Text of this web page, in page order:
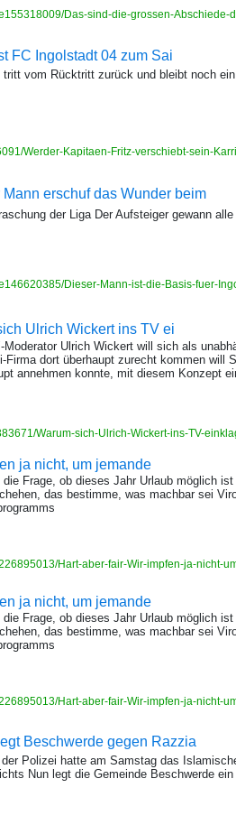
Das-sind-die-grossen-
FC Ingolstadt 04 zum Sai
vom Rücktritt zurück und bleibt noch
Werder-Kapitaen-Fritz-verschiebt-sein-
erschuf das Wunder beim
der Liga Der Aufsteiger gewann
Dieser-Mann-ist-die-Basis-fuer-
Ulrich Wickert ins TV ei
Moderator Ulrich Wickert will sich als
Firma dort überhaupt zurecht kommen will
annehmen konnte, mit diesem Konzept
Warum-sich-Ulrich-Wickert-ins-TV-
ja nicht, um jemande
die Frage, ob dieses Jahr Urlaub möglich
das bestimme, was machbar sei
Hart-aber-fair-Wir-impfen-ja-nicht-
ja nicht, um jemande
die Frage, ob dieses Jahr Urlaub möglich
das bestimme, was machbar sei
Hart-aber-fair-Wir-impfen-ja-nicht-
Beschwerde gegen Razzia
Polizei hatte am Samstag das
Nun legt die Gemeinde Beschwerde ein